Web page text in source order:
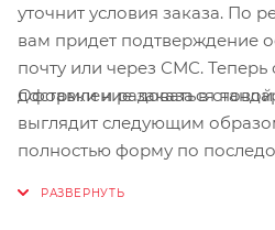
уточнит условия заказа. По
вам придет подтверждение
почту или через СМС. Теперь
доставки и радоваться
Оформление заказа в
выглядит следующим
полностью форму по